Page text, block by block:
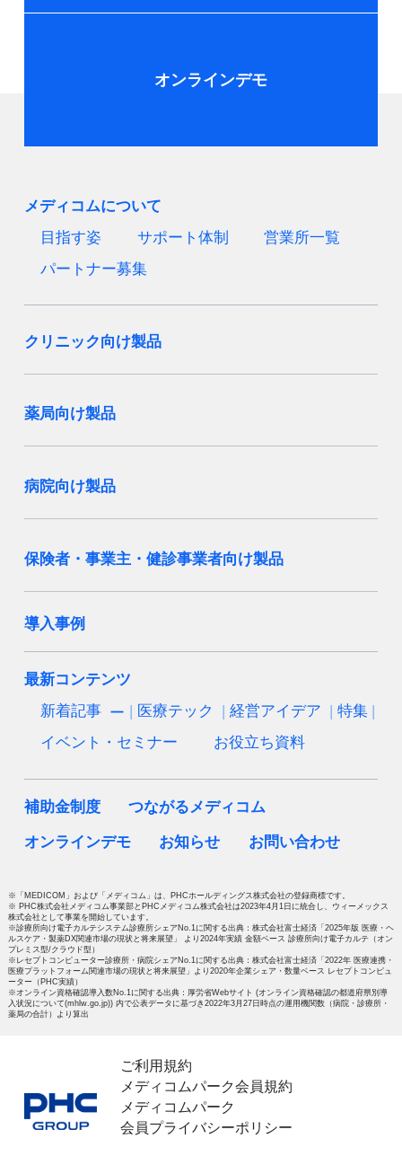
オンラインデモ
メディコムについて
目指す姿
サポート体制
営業所一覧
パートナー募集
クリニック向け製品
薬局向け製品
病院向け製品
保険者・事業主・健診事業者向け製品
導入事例
最新コンテンツ
新着記事
医療テック 経営アイデア
特集
イベント・セミナー
お役立ち資料
補助金制度 つながるメディコム
オンラインデモ お知らせ お問い合わせ
※「MEDICOM」および「メディコム」は、PHCホールディングス株式会社の登録商標です。
※ PHC株式会社メディコム事業部とPHCメディコム株式会社は2023年4月1日に統合し、ウィーメックス
株式会社として事業を開始しています。
※診療所向け電子カルテシステム診療所シェアNo.1に関する出典：株式会社富士経済「2025年版 医療・ヘ
ルスケア・製薬DX関連市場の現状と将来展望」 より2024年実績 金額ベース 診療所向け電子カルテ（オン
プレミス型/クラウド型）
※レセプトコンピューター診療所・病院シェアNo.1に関する出典：株式会社富士経済「2022年 医療連携・
医療プラットフォーム関連市場の現状と将来展望」より2020年企業シェア・数量ベース レセプトコンピュ
ーター（PHC実績）
※オンライン資格確認導入数No.1に関する出典：厚労省Webサイト (オンライン資格確認の都道府県別導
入状況について(mhlw.go.jp)) 内で公表データに基づき2022年3月27日時点の運用機関数（病院・診療所・
薬局の合計）より算出
ご利用規約
メディコムパーク会員規約
メディコムパーク
会員プライバシーポリシー